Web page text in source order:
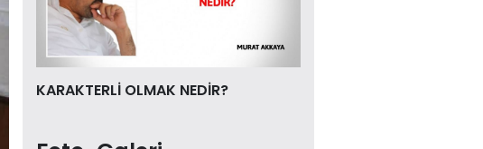
KARAKTERLİ OLMAK NEDİR?